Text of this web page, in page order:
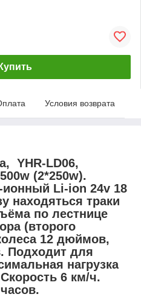
Купить
Условия возврата
YHR-LD06,
(2*250w).
ионный Li-ion 24v 18
находяться траки
по лестнице
(второго
12 дюймов,
Подходит для
нагрузка
6 км/ч.